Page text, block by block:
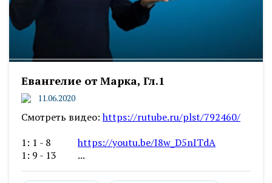
Евангелие от Марка, Гл.1
11.06.2020
Смотреть видео:https://rutube.ru/plst/792460/
1: 1 - 8https://youtu.be/I8w_D5nITdA
1: 9 - 13 ...